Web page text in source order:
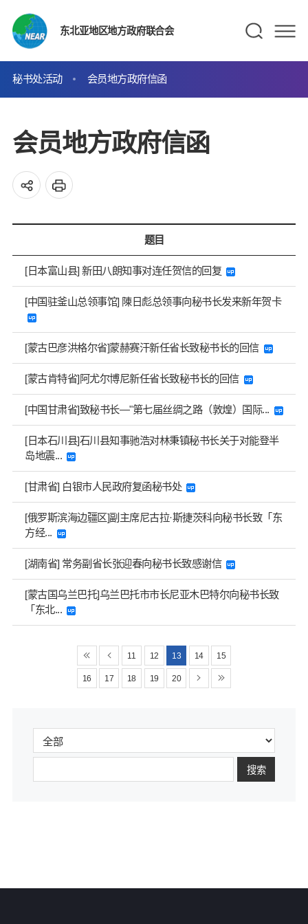
东北亚地区地方政府联合会
秘书处活动 会员地方政府信函
会员地方政府信函
题目
[日本富山县] 新田八朗知事对连任贺信的回复
[中国驻釜山总领事馆] 陳日彪总领事向秘书长发来新年贺卡
[蒙古巴彦洪格尔省]蒙赫赛汗新任省长致秘书长的回信
[蒙古肯特省]阿尤尔博尼新任省长致秘书长的回信
[中国甘肃省]致秘书长—"第七届丝绸之路（敦煌）国际...
[日本石川县]石川县知事驰浩对林秉镇秘书长关于对能登半
岛地震...
[甘肃省] 白银市人民政府复函秘书处
[俄罗斯滨海边疆区]副主席尼古拉·斯捷茨科向秘书长致「东
方经...
[湖南省] 常务副省长张迎春向秘书长致感谢信
[蒙古国乌兰巴托]乌兰巴托市市长尼亚木巴特尔向秘书长致
「东北...
11 12 13 14 15
16 17 18 19 20
搜索